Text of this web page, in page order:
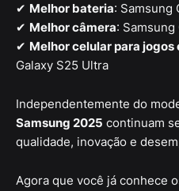
✔ Melhor bateria: Samsung
✔ Melhor câmera:
✔ Melhor celular para jogos
Galaxy S25 Ultra
Independentemente do
Samsung 2025 continuam
qualidade, inovação e
Agora que você já conhece